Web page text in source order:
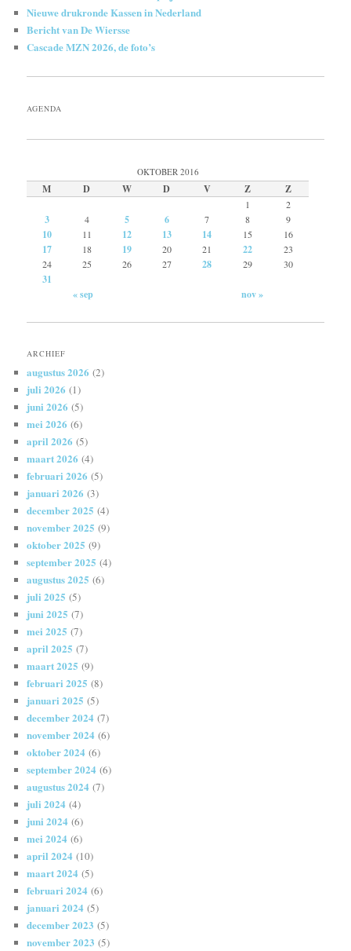
Nieuwe drukronde Kassen in Nederland
Bericht van De Wiersse
Cascade MZN 2026, de foto’s
AGENDA
OKTOBER 2016
M D W D V Z Z
1 2
3 4 5 6 7 8 9
10 11 12 13 14 15 16
17 18 19 20 21 22
23
24
25 26 27 28 29 30
31
« sep
nov »
ARCHIEF
augustus 2026 (2)
juli 2026 (1)
juni 2026 (5)
mei 2026 (6)
april 2026 (5)
maart 2026 (4)
februari 2026 (5)
januari 2026 (3)
december 2025 (4)
november 2025 (9)
oktober 2025 (9)
september 2025 (4)
augustus 2025 (6)
juli 2025 (5)
juni 2025 (7)
mei 2025 (7)
april 2025 (7)
maart 2025 (9)
februari 2025 (8)
januari 2025 (5)
december 2024 (7)
november 2024 (6)
oktober 2024 (6)
september 2024 (6)
augustus 2024 (7)
juli 2024 (4)
juni 2024 (6)
mei 2024 (6)
april 2024 (10)
maart 2024 (5)
februari 2024 (6)
januari 2024 (5)
december 2023 (5)
november 2023 (5)